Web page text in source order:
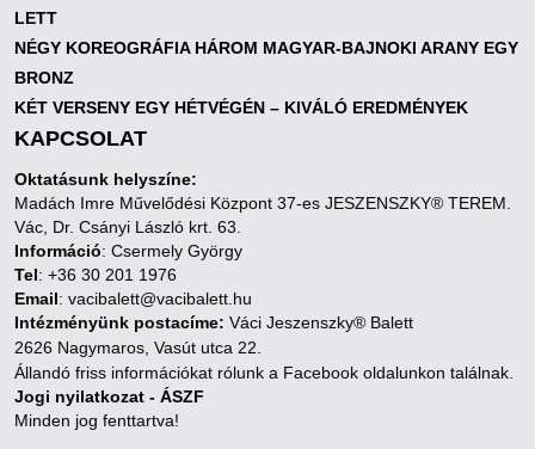
LETT
NÉGY KOREOGRÁFIA HÁROM MAGYAR-BAJNOKI ARANY EGY
BRONZ
KÉT VERSENY EGY HÉTVÉGÉN – KIVÁLÓ EREDMÉNYEK
KAPCSOLAT
Oktatásunk helyszíne:
Madách Imre Művelődési Központ 37-es JESZENSZKY® TEREM.
Vác, Dr. Csányi László krt. 63.
Információ: Csermely György
Tel: +36 30 201 1976
Email: vacibalett@vacibalett.hu
Intézményünk postacíme: Váci Jeszenszky® Balett
2626 Nagymaros, Vasút utca 22.
Állandó friss információkat rólunk a Facebook oldalunkon találnak.
Jogi nyilatkozat - ÁSZF
Minden jog fenttartva!